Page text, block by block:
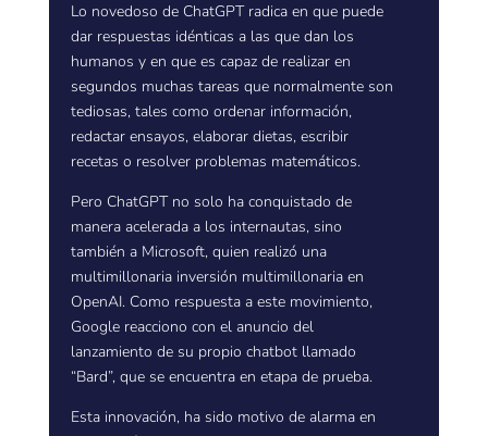
Lo novedoso de ChatGPT radica en que puede
dar respuestas idénticas a las que dan los
humanos y en que es capaz de realizar en
segundos muchas tareas que normalmente son
tediosas, tales como ordenar información,
redactar ensayos, elaborar dietas, escribir
recetas o resolver problemas matemáticos.
Pero ChatGPT no solo ha conquistado de
manera acelerada a los internautas, sino
también a Microsoft, quien realizó una
multimillonaria inversión multimillonaria en
OpenAI. Como respuesta a este movimiento,
Google reacciono con el anuncio del
lanzamiento de su propio chatbot llamado
“Bard”, que se encuentra en etapa de prueba.
Esta innovación, ha sido motivo de alarma en